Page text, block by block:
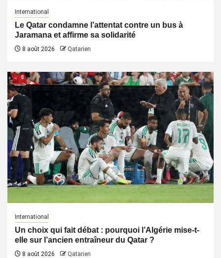
International
Le Qatar condamne l’attentat contre un bus à
Jaramana et affirme sa solidarité
8 août 2026 Qatarien
International
Un choix qui fait débat : pourquoi l’Algérie mise-t-
elle sur l’ancien entraîneur du Qatar ?
8 août 2026 Qatarien